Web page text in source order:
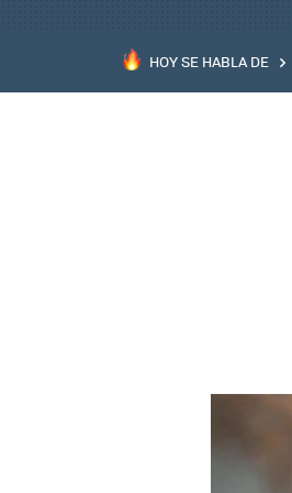
HOY SE HABLA DE